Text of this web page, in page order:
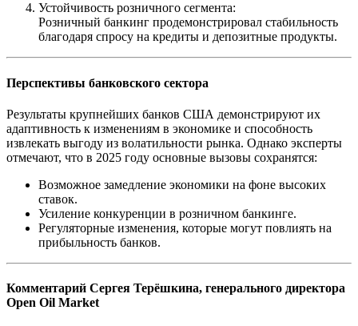
Устойчивость розничного сегмента:
Розничный банкинг продемонстрировал стабильность
благодаря спросу на кредиты и депозитные продукты.
Перспективы банковского сектора
Результаты крупнейших банков США демонстрируют их
адаптивность к изменениям в экономике и способность
извлекать выгоду из волатильности рынка. Однако эксперты
отмечают, что в 2025 году основные вызовы сохранятся:
Возможное замедление экономики на фоне высоких
ставок.
Усиление конкуренции в розничном банкинге.
Регуляторные изменения, которые могут повлиять на
прибыльность банков.
Комментарий Сергея Терёшкина, генерального директора
Open Oil Market